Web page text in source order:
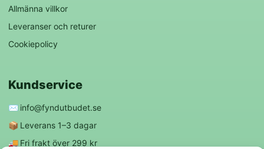
Allmänna villkor
Leveranser och returer
Cookiepolicy
Kundservice
✉️ info@fyndutbudet.se
📦 Leverans 1–3 dagar
🚚 Fri frakt över 299 kr